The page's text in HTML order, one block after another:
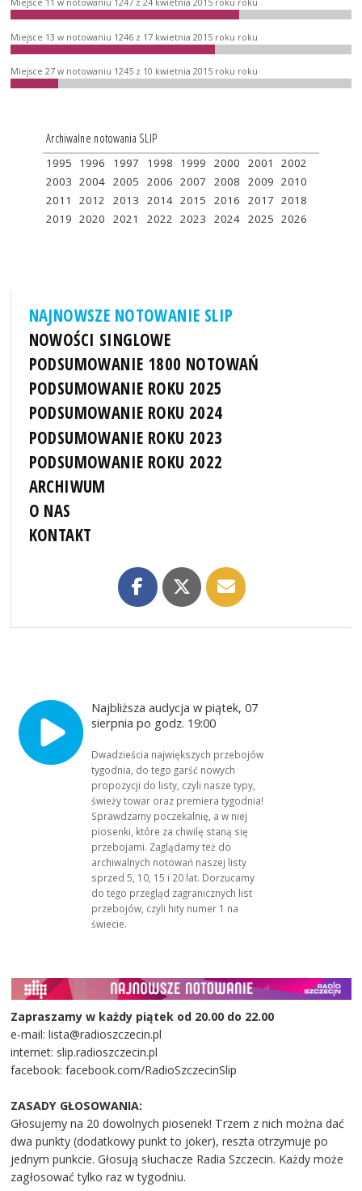
Miejsce 11 w notowaniu 1247 z 24 kwietnia 2015 roku roku
Miejsce 13 w notowaniu 1246 z 17 kwietnia 2015 roku roku
Miejsce 27 w notowaniu 1245 z 10 kwietnia 2015 roku roku
Archiwalne notowania SLIP
1995 1996 1997 1998 1999 2000 2001
2002
2003 2004 2005 2006 2007 2008 2009 2010
2011
2012 2013 2014 2015 2016 2017 2018
2019 2020 2021 2022 2023 2024 2025 2026
NAJNOWSZE NOTOWANIE SLIP
NOWOŚCI SINGLOWE
PODSUMOWANIE 1800 NOTOWAŃ
PODSUMOWANIE ROKU 2025
PODSUMOWANIE ROKU 2024
PODSUMOWANIE ROKU 2023
PODSUMOWANIE ROKU 2022
ARCHIWUM
O NAS
KONTAKT
Najbliższa audycja w piątek, 07
sierpnia po godz. 19:00
Dwadzieścia największych przebojów
tygodnia, do tego garść nowych
propozycji do listy, czyli nasze typy,
świeży towar oraz premiera tygodnia!
Sprawdzamy poczekalnię, a w niej
piosenki, które za chwilę staną się
przebojami. Zaglądamy też do
archiwalnych notowań naszej listy
sprzed 5, 10, 15 i 20 lat. Dorzucamy
do tego przegląd zagranicznych list
przebojów, czyli hity numer 1 na
świecie.
Zapraszamy w każdy piątek od 20.00 do 22.00
e-mail: lista@radioszczecin.pl
internet: slip.radioszczecin.pl
facebook: facebook.com/RadioSzczecinSlip
ZASADY GŁOSOWANIA:
Głosujemy na 20 dowolnych piosenek! Trzem z nich można dać
dwa punkty (dodatkowy punkt to joker), reszta otrzymuje po
jednym punkcie. Głosują słuchacze Radia Szczecin. Każdy może
zagłosować tylko raz w tygodniu.